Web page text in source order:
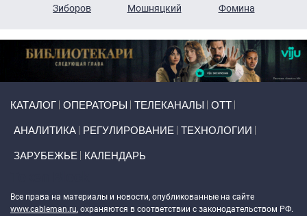
Зиборов
Мошняцкий
Фомина
КАТАЛОГ ОПЕРАТОРЫ ТЕЛЕКАНАЛЫ ОТТ
АНАЛИТИКА РЕГУЛИРОВАНИЕ ТЕХНОЛОГИИ
ЗАРУБЕЖЬЕ КАЛЕНДАРЬ
Все права на материалы и новости, опубликованные на сайте
www.cableman.ru, охраняются в соответствии с законодательством РФ.